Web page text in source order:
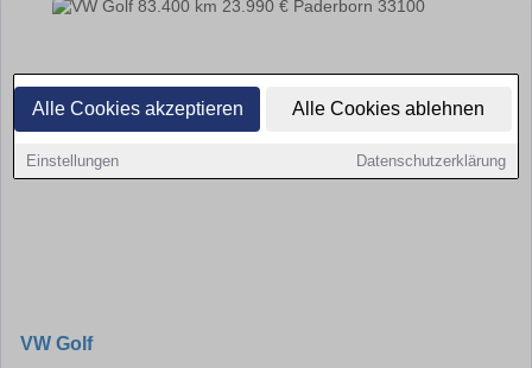
Alle Cookies akzeptieren Alle Cookies ablehnen
Einstellungen Datenschutzerklärung
VW Golf